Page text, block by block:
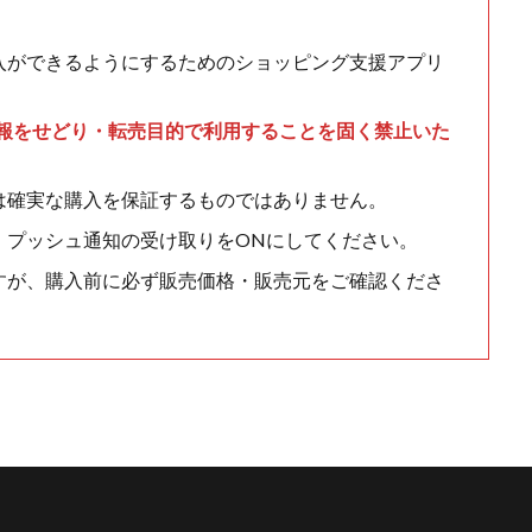
できるようにするためのショッピング支援アプリ
せどり・転売目的で利用することを固く禁止いた
実な購入を保証するものではありません。
ッシュ通知の受け取りをONにしてください。
、購入前に必ず販売価格・販売元をご確認くださ